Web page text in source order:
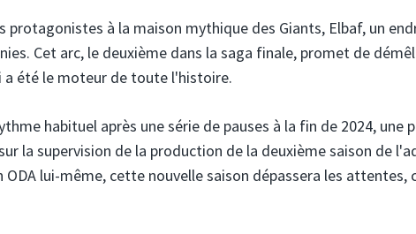
protagonistes à la maison mythique des Giants, Elbaf, un
Cet arc, le deuxième dans la saga finale, promet de
a été le moteur de toute l'histoire.
habituel après une série de pauses à la fin de 2024, une
la supervision de la production de la deuxième saison de
ODA lui-même, cette nouvelle saison dépassera les attentes,